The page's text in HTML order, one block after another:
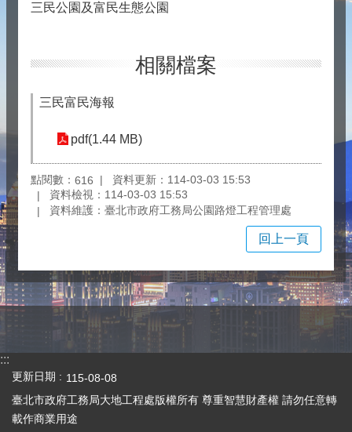
三民公園及富民生態公園
相關檔案
三民富民海報
pdf(1.44 MB)
點閱數： 616
資料更新：114-03-03 15:53
資料檢視：114-03-03 15:53
資料維護：臺北市政府工務局公園路燈工程管理處
回上一頁
:::
更新日期
115-08-08
臺北市政府工務局大地工程處版權所有 尊重智慧財產權 請勿任意轉
載作商業用途